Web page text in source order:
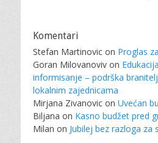
Komentari
Stefan Martinovic on Proglas
Goran Milovanoviv on
informisanje – podrška
lokalnim zajednicama
Mirjana Zivanovic on Uvećan
Biljana on Kasno budžet pred
Milan on Jubilej bez razloga za